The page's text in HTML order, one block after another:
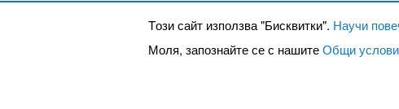
Tози сайт използва "Бисквитки". Научи
Моля, запознайте се с нашитеОбщи